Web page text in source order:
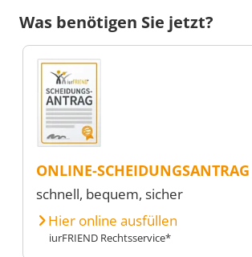
Was benötigen Sie jetzt?
ONLINE-SCHEIDUNGSANTRAG
schnell, bequem, sicher
Hier online ausfüllen
iurFRIEND Rechtsservice*